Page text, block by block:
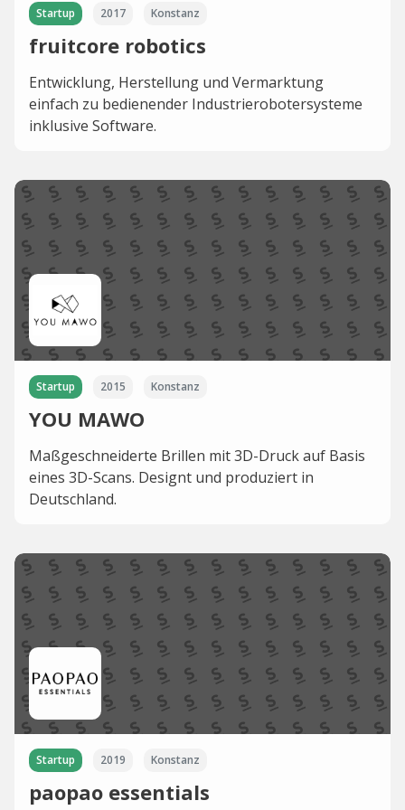
Startup 2017 Konstanz
fruitcore robotics
Entwicklung, Herstellung und Vermarktung
einfach zu bedienender Industrierobotersysteme
inklusive Software.
Startup 2015 Konstanz
YOU MAWO
Maßgeschneiderte Brillen mit 3D-Druck auf Basis
eines 3D-Scans. Designt und produziert in
Deutschland.
Startup 2019 Konstanz
paopao essentials